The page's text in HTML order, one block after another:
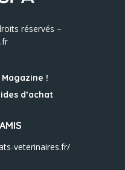
réservés –
!
d’achat
veterinaires.fr/